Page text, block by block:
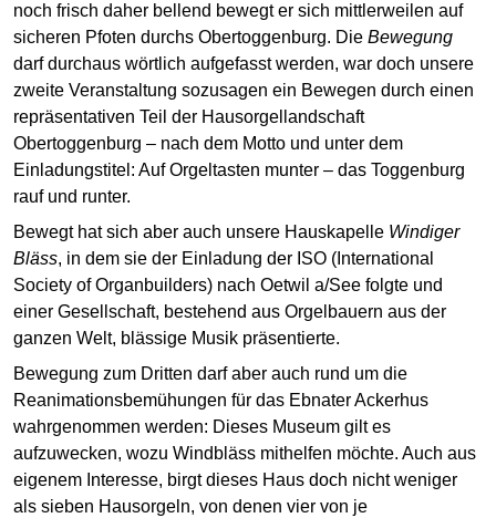
noch frisch daher bellend bewegt er sich mittlerweilen auf
sicheren Pfoten durchs Obertoggenburg. Die Bewegung
darf durchaus wörtlich aufgefasst werden, war doch unsere
zweite Veranstaltung sozusagen ein Bewegen durch einen
repräsentativen Teil der Hausorgellandschaft
Obertoggenburg – nach dem Motto und unter dem
Einladungstitel: Auf Orgeltasten munter – das Toggenburg
rauf und runter.
Bewegt hat sich aber auch unsere Hauskapelle Windiger
Bläss, in dem sie der Einladung der ISO (International
Society of Organbuilders) nach Oetwil a/See folgte und
einer Gesellschaft, bestehend aus Orgelbauern aus der
ganzen Welt, blässige Musik präsentierte.
Bewegung zum Dritten darf aber auch rund um die
Reanimationsbemühungen für das Ebnater Ackerhus
wahrgenommen werden: Dieses Museum gilt es
aufzuwecken, wozu Windbläss mithelfen möchte. Auch aus
eigenem Interesse, birgt dieses Haus doch nicht weniger
als sieben Hausorgeln, von denen vier von je